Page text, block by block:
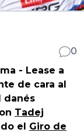
0
- Lease a
de cara al
danés
Tadej
el Giro de